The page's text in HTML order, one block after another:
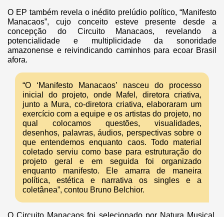
O EP também revela o inédito prelúdio político, “Manifesto
Manacaos”, cujo conceito esteve presente desde a
concepção do Circuito Manacaos, revelando a
potencialidade e multiplicidade da sonoridade
amazonense e reivindicando caminhos para ecoar Brasil
afora.
“O ‘Manifesto Manacaos’ nasceu do processo
inicial do projeto, onde Mafel, diretora criativa,
junto a Mura, co-diretora criativa, elaboraram um
exercício com a equipe e os artistas do projeto, no
qual colocamos questões, visualidades,
desenhos, palavras, áudios, perspectivas sobre o
que entendemos enquanto caos. Todo material
coletado serviu como base para estruturação do
projeto geral e em seguida foi organizado
enquanto manifesto. Ele amarra de maneira
política, estética e narrativa os singles e a
coletânea”, contou Bruno Belchior.